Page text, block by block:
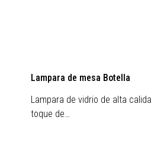
Lampara de mesa Botella
Lampara de vidrio de alta
toque de…